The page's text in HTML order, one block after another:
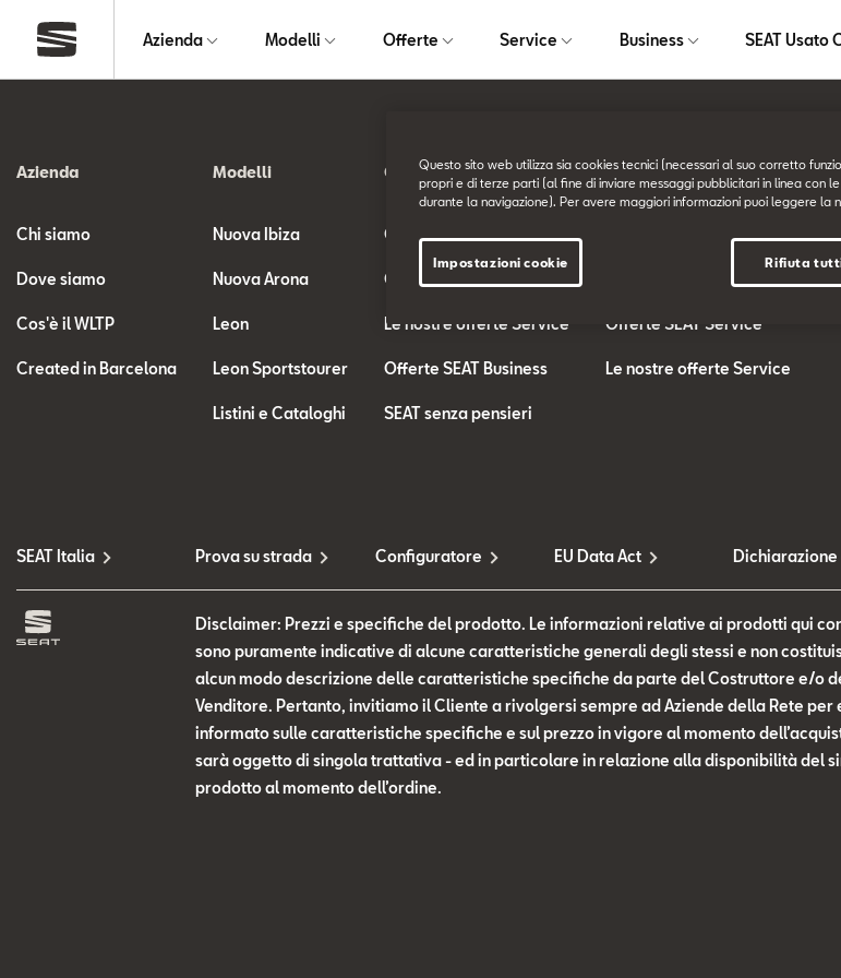
Azienda Modelli Offerte Service Business SEAT Usato
Azienda
Chi siamo
Dove siamo
Cos'è il WLTP
Created in Barcelona
Modelli
Nuova Ibiza
Nuova Arona
Leon
Leon Sportstourer
Listini e Cataloghi
Offerte
Offerte SEAT
Offerte SEAT Service
Le nostre offerte Service
Offerte SEAT Business
SEAT senza pensieri
Service
Offerte SEAT Service
Le nostre offerte Service
SEAT Italia Prova su strada Configuratore EU Data Act
Disclaimer: Prezzi e specifiche del prodotto. Le informazioni relative ai prodotti qui
sono puramente indicative di alcune caratteristiche generali degli stessi e non
alcun modo descrizione delle caratteristiche specifiche da parte del Costruttore e/o
Venditore. Pertanto, invitiamo il Cliente a rivolgersi sempre ad Aziende della Rete per
informato sulle caratteristiche specifiche e sul prezzo in vigore al momento
sarà oggetto di singola trattativa - ed in particolare in relazione alla disponibilità del
prodotto al momento dell’ordine.
Questo sito web utilizza sia cookies tecnici (necessari al suo corretto
propri e di terze parti (al fine di inviare messaggi pubblicitari in linea con
durante la navigazione). Per avere maggiori informazioni puoi leggere la
Rifiuta
Impostazioni cookie